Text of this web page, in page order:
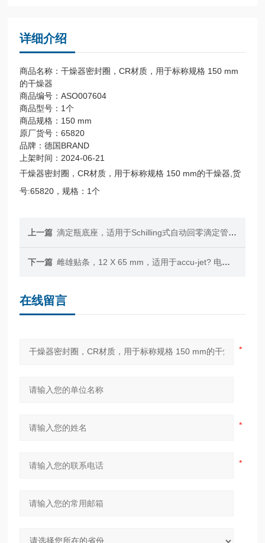
详细介绍
商品名称：干燥器密封圈，CR材质，用于标称规格 150 mm
的干燥器
商品编号：ASO007604
商品型号：1个
商品规格：150 mm
原厂货号：65820
品牌：德国BRAND
上架时间：2024-06-21
干燥器密封圈，CR材质，用于标称规格 150 mm的干燥器,货
号:65820，规格：1个
上一篇 滴定瓶底座，适用于Schilling式自动回零滴定管，1000 ml, Ø94 - 96 mm
下一篇 雌雄贴条，12 X 65 mm，适用于accu-jet? 电动移液管助吸器，一对
在线留言